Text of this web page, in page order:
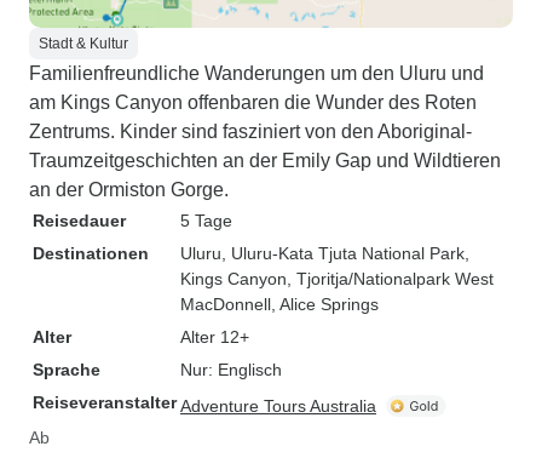
Stadt & Kultur
Familienfreundliche Wanderungen um den Uluru und
am Kings Canyon offenbaren die Wunder des Roten
Zentrums. Kinder sind fasziniert von den Aboriginal-
Traumzeitgeschichten an der Emily Gap und Wildtieren
an der Ormiston Gorge.
Reisedauer
5 Tage
Destinationen
Uluru , Uluru-Kata Tjuta National Park
Kings Canyon , Tjoritja/Nationalpark West
MacDonnell , Alice Springs
Alter
Alter 12+
Sprache
Nur: Englisch
ReiseveranstalterAdventure Tours Australia
Ab